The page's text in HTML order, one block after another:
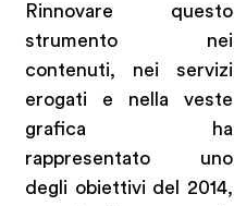
Rinnovare questo
strumento nei
contenuti, nei servizi
erogati e nella veste
grafica ha
rappresentato uno
degli obiettivi del 2014,